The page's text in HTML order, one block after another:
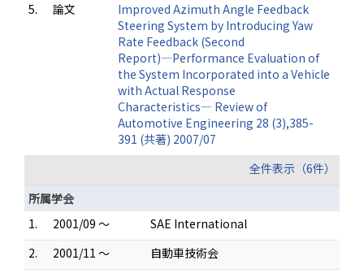
5.
論文
Improved Azimuth Angle Feedback
Steering System by Introducing Yaw
Rate Feedback (Second
Report)―Performance Evaluation of
the System Incorporated into a Vehicle
with Actual Response
Characteristics― Review of
Automotive Engineering 28 (3),385-
391 (共著) 2007/07
全件表示（6件）
所属学会
1.
2001/09 ～
SAE International
2.
2001/11 ～
自動車技術会